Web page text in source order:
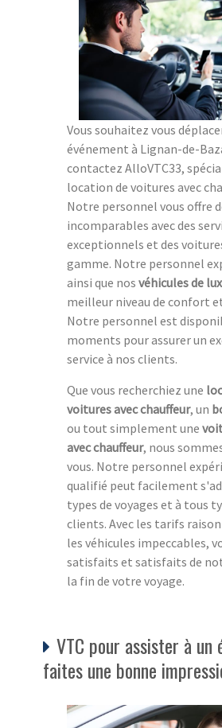
Vous souhaitez vous
événement à Lignan-de-
contactez AlloVTC33,
location de voitures avec
Notre personnel vous offre
incomparables avec des
exceptionnels et des
gamme. Notre personnel
ainsi que nos véhicules de
meilleur niveau de confort
Notre personnel est
moments pour assurer un
service à nos clients.
Que vous recherchiez une
voitures avec chauffeur, un
ou tout simplement une
avec chauffeur, nous
vous. Notre personnel
qualifié peut facilement
types de voyages et à tous
clients. Avec les tarifs
les véhicules impeccables,
satisfaits et satisfaits de
la fin de votre voyage.
VTC pour assister à un
faites une bonne